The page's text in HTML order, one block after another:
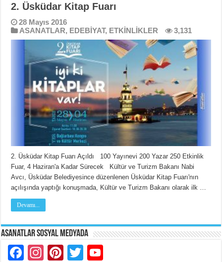
2. Üsküdar Kitap Fuarı
28 Mayıs 2016
ASANATLAR, EDEBİYAT, ETKİNLİKLER 3,131
2. Üsküdar Kitap Fuarı Açıldı 100 Yayınevi 200 Yazar 250 Etkinlik
Fuar, 4 Haziran'a Kadar Sürecek Kültür ve Turizm Bakanı Nabi
Avcı, Üsküdar Belediyesince düzenlenen Üsküdar Kitap Fuarı'nın
açılışında yaptığı konuşmada, Kültür ve Turizm Bakanı olarak ilk …
Devamı...
Asanatlar Sosyal Medyada
Facebook
Instagram
Pinterest
Twitter